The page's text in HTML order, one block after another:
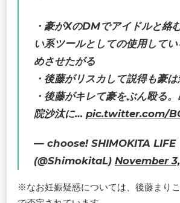
・豪がXのDMでアイドルと絡
い系ツールとしての使用して
めさせたがる
・後藤がリスカして説得も豪
・後藤がキレて豪をぶん殴る
院沙汰に… pic.twitter.com/
— choose! SHIMOKITA LIFE
(@ShimokitaL) November
※なお妊娠疑惑については、後藤まり